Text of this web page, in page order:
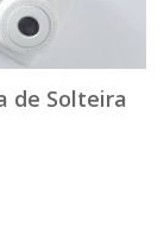
de Solteira